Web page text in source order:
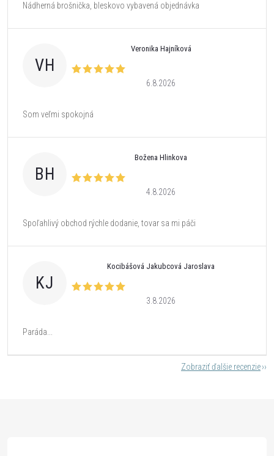
Nádherná brošnička, bleskovo vybavená objednávka
VH
Veronika Hajníková
6.8.2026
Som veľmi spokojná
BH
Božena Hlinkova
4.8.2026
Spoľahlivý obchod rýchle dodanie, tovar sa mi páči
KJ
Kocibášová Jakubcová Jaroslava
3.8.2026
Paráda...
Zobraziť ďalšie recenzie